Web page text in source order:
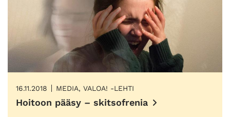
16.11.2018 MEDIA, VALOA! -LEHTI
Hoitoon pääsy – skitsofrenia